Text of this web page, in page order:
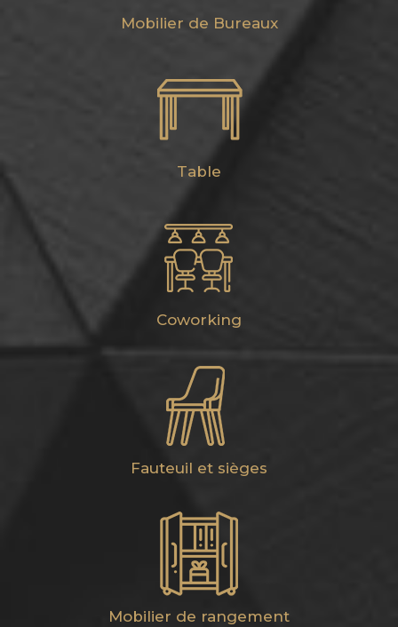
Mobilier de Bureaux
Table
Coworking
Fauteuil et sièges
Mobilier de rangement